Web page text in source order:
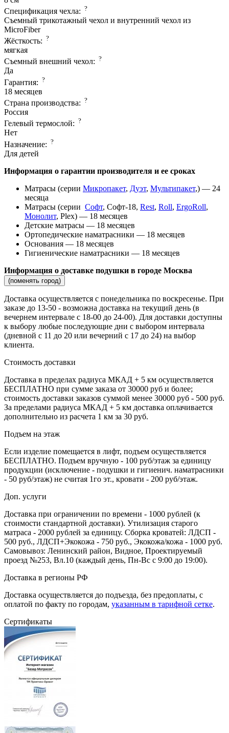
Спецификация чехла: ?
Съемный трикотажный чехол и внутренний чехол из
MicroFiber
Жёсткость: ?
мягкая
Съемный внешний чехол: ?
Да
Гарантия: ?
18 месяцев
Страна производcтва: ?
Россия
Гелевый термослой: ?
Нет
Назначение: ?
Для детей
Информация о гарантии производителя и ее сроках
Матрасы (серии Микропакет, Дуэт, Мультипакет,) — 24
месяца
Матрасы (серии Софт, Софт-18, Rest, Roll, ErgoRoll,
Монолит, Plex) — 18 месяцев
Детские матрасы — 18 месяцев
Ортопедические наматрасники — 18 месяцев
Основания — 18 месяцев
Гигиенические наматрасники — 18 месяцев
Информация о доставке подушки в городе Москва
(поменять город)
Доставка осуществляется c понедельника по воскресенье. При
заказе до 13-50 - возможна доставка на текущий день (в
вечернем интервале с 18-00 до 24-00). Для доставки доступны
к выбору любые последующие дни с выбором интервала
(дневной с 11 до 20 или вечерний с 17 до 24) на выбор
клиента.
Стоимость доставки
Доставка в пределах радиуса МКАД + 5 км осуществляется
БЕСПЛАТНО при сумме заказа от 30000 руб и более;
стоимость доставки заказов суммой менее 30000 руб - 500 руб.
За пределами радиуса МКАД + 5 км доставка оплачивается
дополнительно из расчета 1 км за 30 руб.
Подъем на этаж
Если изделие помещается в лифт, подъем осуществляется
БЕСПЛАТНО. Подъем вручную - 100 руб/этаж за единицу
продукции (исключение - подушки и гигиенич. наматрасники
- 50 руб/этаж) не считая 1го эт., кровати - 200 руб/этаж.
Доп. услуги
Доставка при ограничении по времени - 1000 рублей (к
стоимости стандартной доставки). Утилизация старого
матраса - 2000 рублей за единицу. Сборка кроватей: ЛДСП -
500 руб., ЛДСП+Экокожа - 750 руб., Экокожа/кожа - 1000 руб.
Самовывоз: Ленинский район, Видное, Проектируемый
проезд №253, Вл.10 (каждый день, Пн-Вс с 9:00 до 19:00).
Доставка в регионы РФ
Доставка осуществляется до подъезда, без предоплаты, с
оплатой по факту по городам, указанным в тарифной сетке.
Сертификаты